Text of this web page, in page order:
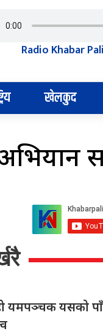
Radio Khabar
खेलकुद
अभियान
यमपञ्चक यसको